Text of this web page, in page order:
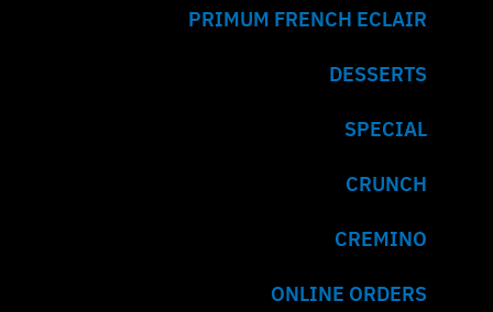
PRIMUM FRENCH ECLAIR
DESSERTS
SPECIAL
CRUNCH
CREMINO
ONLINE ORDERS